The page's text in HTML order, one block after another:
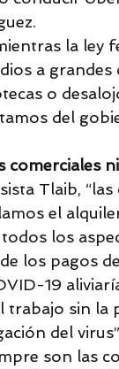
la ley
a
o
del
Tlaib,
el
los
los pagos
19
trabajo sin la
del
son las